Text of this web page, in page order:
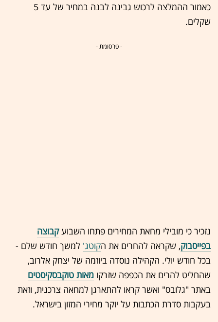
כאמור ההמלצה לרכוש גבינה לבנה במחיר של עד 5
שקלים.
- פרסומת -
נזכיר כי מובילי מחאת המחירים פתחו השבועקבוצה
בפייסבוק, שקראה להחרים את הקוטג' למשך חודש שלם -
בכל חודש יולי. הקהילה נוסדה ביוזמה של יצחק אלרוב,
שהחליט להרים את הכפפה שזרקו מאות טוקבסקיסטים
באתר "גלובס" ואשר קראו להתארגן למחאה צרכנית, וזאת
בעקבות סדרת הכתבות על יוקר מחירי המזון בישראל.